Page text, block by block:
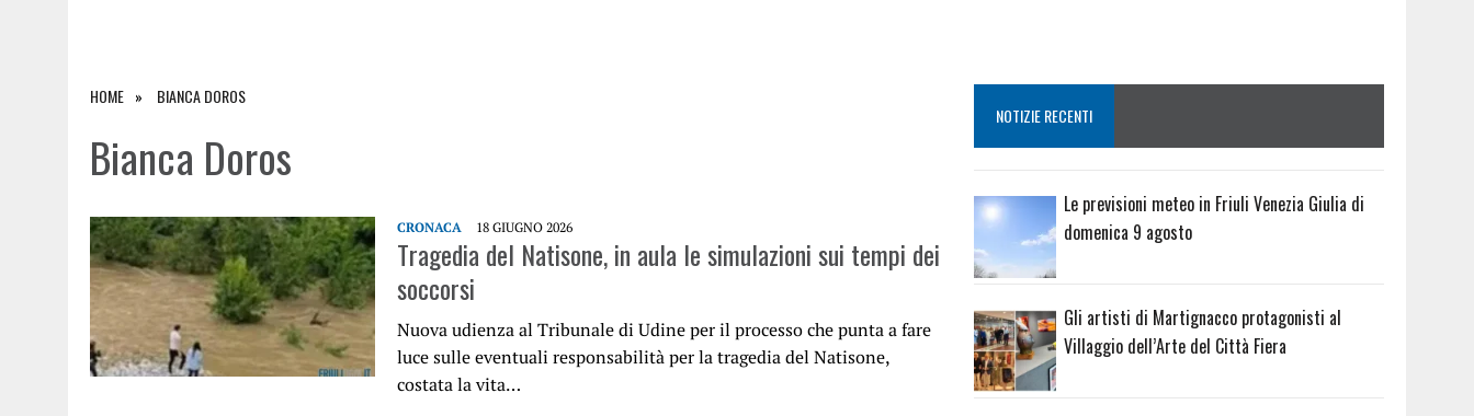
HOME BIANCA DOROS
Bianca Doros
CRONACA 18 GIUGNO 2026
Tragedia del Natisone, in aula le simulazioni sui tempi dei
soccorsi
Nuova udienza al Tribunale di Udine per il processo che punta a fare
luce sulle eventuali responsabilità per la tragedia del Natisone,
costata la vita…
NOTIZIE RECENTI
Le previsioni meteo in Friuli Venezia Giulia di
domenica 9 agosto
Gli artisti di Martignacco protagonisti al
Villaggio dell’Arte del Città Fiera